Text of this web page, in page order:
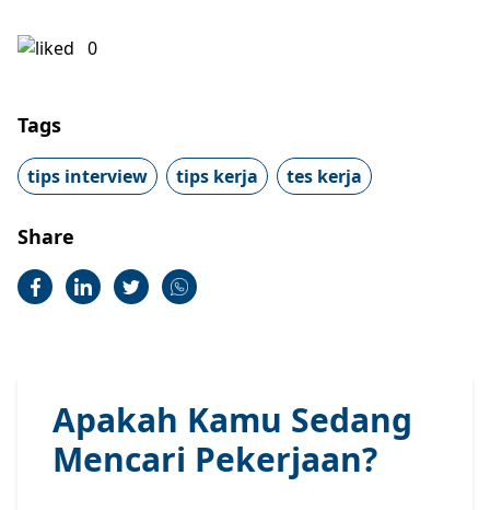
0
Tags
tips interview tips kerja tes kerja
Share
Apakah Kamu Sedang
Mencari Pekerjaan?